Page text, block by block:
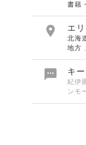
書籍
 エ
北海
地方
 キ
紀伊
ンモ